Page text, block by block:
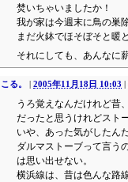
焚いちゃいましたか！
我が家は今週末に鳥の巣
まだ火鉢でほそぼそと暖
それにしても、あんなに
こる。 | 2005年11月18日 10:03 |
うろ覚えなんだけれど昔
だったと思うけれどスト
いや、あった気がしたん
ダルマストーブって言う
は思い出せない。
横浜線は、昔は色んな路